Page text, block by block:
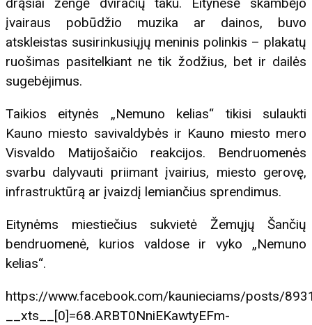
įvairaus pobūdžio muzika ar dainos, buvo
atskleistas susirinkusiųjų meninis polinkis – plakatų
ruošimas pasitelkiant ne tik žodžius, bet ir dailės
sugebėjimus.
Taikios eitynės „Nemuno kelias“ tikisi sulaukti
Kauno miesto savivaldybės ir Kauno miesto mero
Visvaldo Matijošaičio reakcijos. Bendruomenės
svarbu dalyvauti priimant įvairius, miesto gerovę,
infrastruktūrą ar įvaizdį lemiančius sprendimus.
Eitynėms miestiečius sukvietė Žemųjų Šančių
bendruomenė, kurios valdose ir vyko „Nemuno
kelias“.
https://www.facebook.com/kaunieciams/posts/
__xts__[0]=68.ARBT0NniEKawtyEFm-